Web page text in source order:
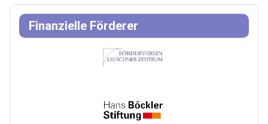
Finanzielle Förderer